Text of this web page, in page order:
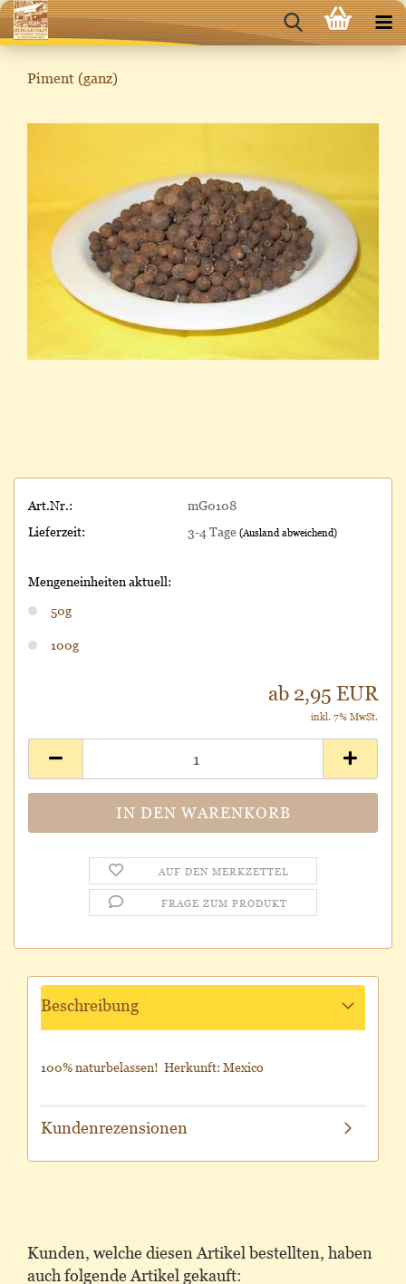
Piment (ganz)
Art.Nr.:
mG0108
Lieferzeit:
3-4 Tage (Ausland abweichend)
Mengeneinheiten aktuell:
50g
100g
ab 2,95 EUR
inkl. 7% MwSt.
AUF DEN MERKZETTEL
FRAGE ZUM PRODUKT
Beschreibung
100% naturbelassen! Herkunft: Mexico
Kundenrezensionen
Kunden, welche diesen Artikel bestellten, haben
auch folgende Artikel gekauft: